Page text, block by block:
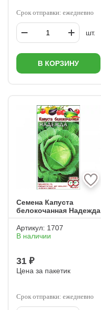
Срок отправки: ежедневно
шт.
В КОРЗИНУ
Семена Капуста
белокочанная Надежда
Артикул: 1707
В наличии
31 ₽
Цена за пакетик
Срок отправки: ежедневно